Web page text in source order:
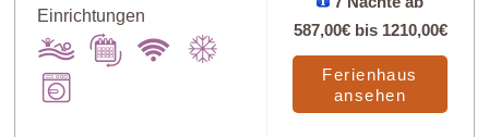
Einrichtungen
587,00€bis 1210,00€
Ferienhaus
ansehen